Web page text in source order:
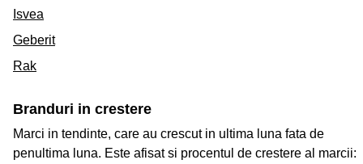
Isvea
Geberit
Rak
Branduri in crestere
Marci in tendinte, care au crescut in ultima luna fata de
penultima luna. Este afisat si procentul de crestere al marcii: